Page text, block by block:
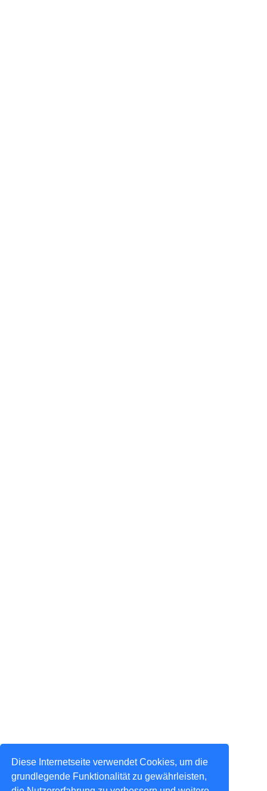
Diese Internetseite verwendet Cookies, um die
grundlegende Funktionalität zu gewährleisten,